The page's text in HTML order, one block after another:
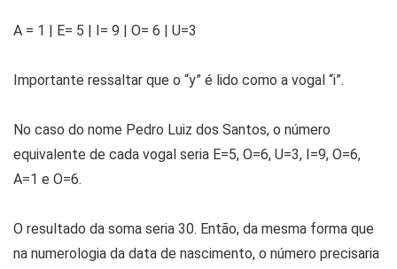
A = 1 | E= 5 | I= 9 | O= 6 | U=3
Importante ressaltar que o “y” é lido como a vogal “i”.
No caso do nome Pedro Luiz dos Santos, o número
equivalente de cada vogal seria E=5, O=6, U=3, I=9, O=6,
A=1 e O=6.
O resultado da soma seria 30. Então, da mesma forma que
na numerologia da data de nascimento, o número precisaria